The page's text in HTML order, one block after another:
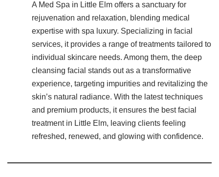
A Med Spa in Little Elm offers a sanctuary for
rejuvenation and relaxation, blending medical
expertise with spa luxury. Specializing in facial
services, it provides a range of treatments tailored to
individual skincare needs. Among them, the deep
cleansing facial stands out as a transformative
experience, targeting impurities and revitalizing the
skin’s natural radiance. With the latest techniques
and premium products, it ensures the best facial
treatment in Little Elm, leaving clients feeling
refreshed, renewed, and glowing with confidence.